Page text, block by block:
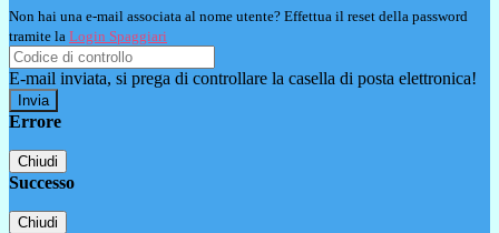
Non hai una e-mail associata al nome utente? Effettua il reset della password
tramite la Login Spaggiari
E-mail inviata, si prega di controllare la casella di posta elettronica!
Errore
Chiudi
Successo
Chiudi